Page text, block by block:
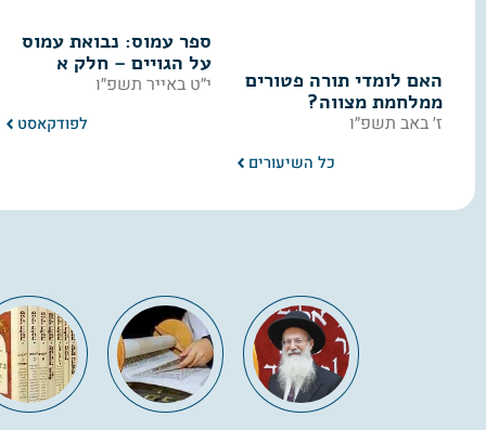
האם לומדי תורה פטורים
ממלחמת מצווה?
ז׳ באב תשפ״ו
כל השיעורים
ספר עמוס: נבואת עמוס
על הגויים – חלק א
י״ט באייר תשפ״ו
לפודקאסט